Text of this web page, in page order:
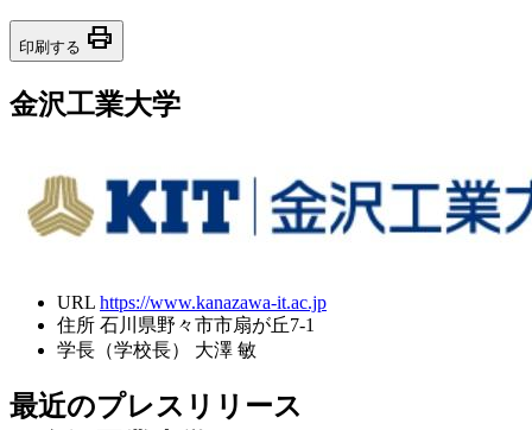
印刷する print
金沢工業大学
URL https://www.kanazawa-it.ac.jp
住所 石川県野々市市扇が丘7-1
学長（学校長）
大澤 敏
最近のプレスリリース